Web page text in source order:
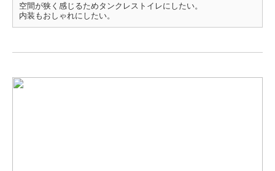
空間が狭く感じるためタンクレストイレにしたい。
内装もおしゃれにしたい。